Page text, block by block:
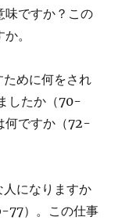
味ですか？この
。
めに何をされ
したか（70-
何ですか（72-
になりますか
77）。この仕事